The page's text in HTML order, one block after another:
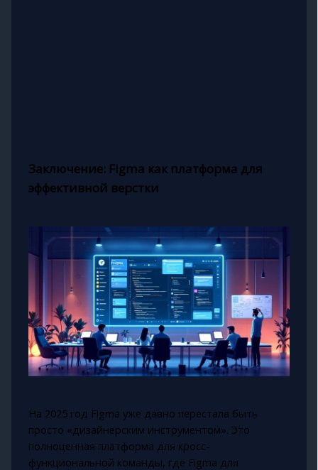
Заключение: Figma как платформа для
эффективной верстки
На 2025 год Figma уже давно перестала быть
просто «дизайнерским инструментом». Это
полноценная платформа для кросс-
функциональной команды, где Figma для